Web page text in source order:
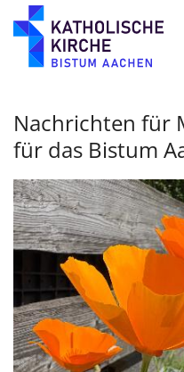
Zum Inhalt springen
Nachrichten für
für das Bistum